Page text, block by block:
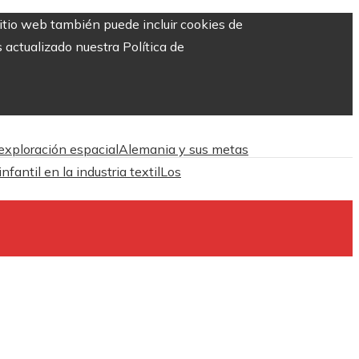
web también puede incluir cookies de
actualizado nuestra Política de
espacialAlemania y sus metas
en la industria textilLos